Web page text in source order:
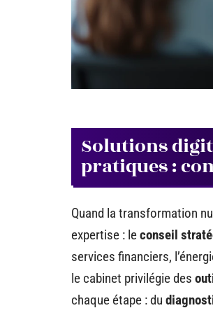
Solutions
pratiques :
Quand la transformation
expertise : leconseil
services financiers,
le cabinet privilégie des
chaque étape : du